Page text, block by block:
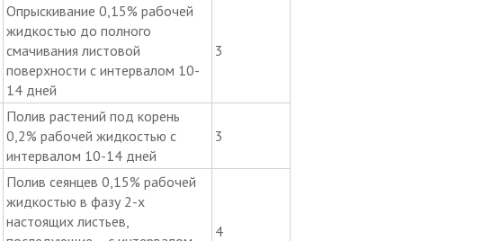
Опрыскивание 0,15% рабочей
жидкостью до полного
смачивания листовой
поверхности с интервалом 10-
14 дней
3
Полив растений под корень
0,2% рабочей жидкостью с
интервалом 10-14 дней
3
Полив сеянцев 0,15% рабочей
жидкостью в фазу 2-х
настоящих листьев,
4